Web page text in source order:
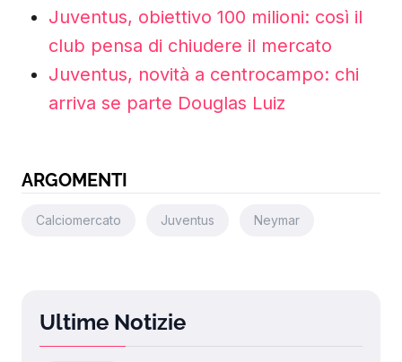
Juventus, obiettivo 100 milioni: così il
club pensa di chiudere il mercato
Juventus, novità a centrocampo: chi
arriva se parte Douglas Luiz
ARGOMENTI
Calciomercato Juventus Neymar
Ultime Notizie